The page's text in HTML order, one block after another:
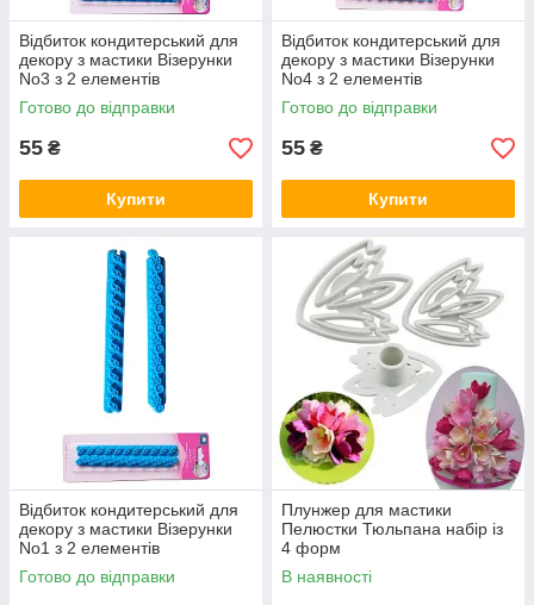
Відбиток кондитерський для
декору з мастики Візерунки
No3 з 2 елементів
Готово до відправки
55 ₴
Купити
Відбиток кондитерський для
декору з мастики Візерунки
No4 з 2 елементів
Готово до відправки
55 ₴
Купити
Відбиток кондитерський для
декору з мастики Візерунки
No1 з 2 елементів
Готово до відправки
Плунжер для мастики
Пелюстки Тюльпана набір із
4 форм
В наявності